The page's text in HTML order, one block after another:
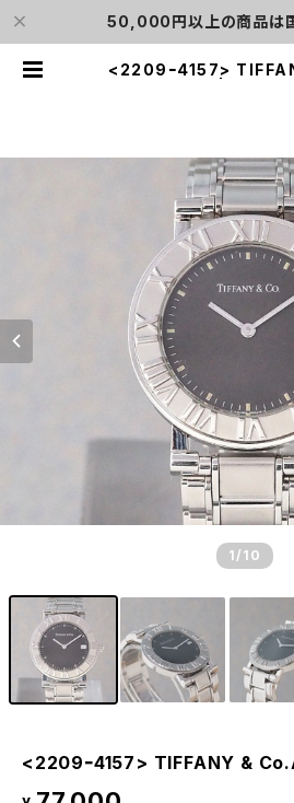
50,000円以上の商品は
<2209ｰ4157>
1 /10
<2209ｰ4157> TIFFANY &